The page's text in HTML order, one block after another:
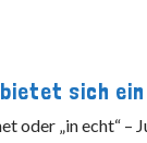
sich
oder „in echt“ –